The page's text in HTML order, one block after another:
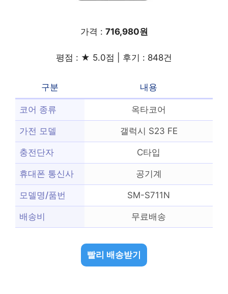
가격 : 716,980원
평점 : ★ 5.0점 | 후기 : 848건
구분 내용
코어 종류 옥타코어
가전 모델 갤럭시 S23 FE
충전단자 C타입
휴대폰 통신사 공기계
모델명/품번 SM-S711N
배송비 무료배송
빨리 배송받기